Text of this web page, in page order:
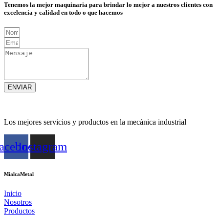
Tenemos la mejor maquinaria para brindar lo mejor a nuestros clientes con
excelencia y calidad en todo o que hacemos
ENVIAR
Los mejores servicios y productos en la mecánica industrial
Instagram
MialcaMetal
Inicio
Nosotros
Productos